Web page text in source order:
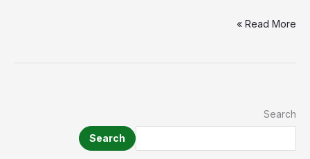
Read More »
Search
Search